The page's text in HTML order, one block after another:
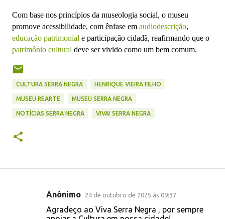
Com base nos princípios da museologia social, o museu
promove acessibilidade, com ênfase em audiodescrição,
educação patrimonial e participação cidadã, reafirmando que o
patrimônio cultural deve ser vivido como um bem comum.
CULTURA SERRA NEGRA HENRIQUE VIEIRA FILHO
MUSEU REARTE MUSEU SERRA NEGRA
NOTÍCIAS SERRA NEGRA VIVA! SERRA NEGRA
Anônimo 24 de outubro de 2025 às 09:37
Agradeço ao Viva Serra Negra , por sempre